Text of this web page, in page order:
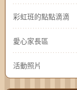
彩虹班的點點滴滴
愛心家長區
活動照片